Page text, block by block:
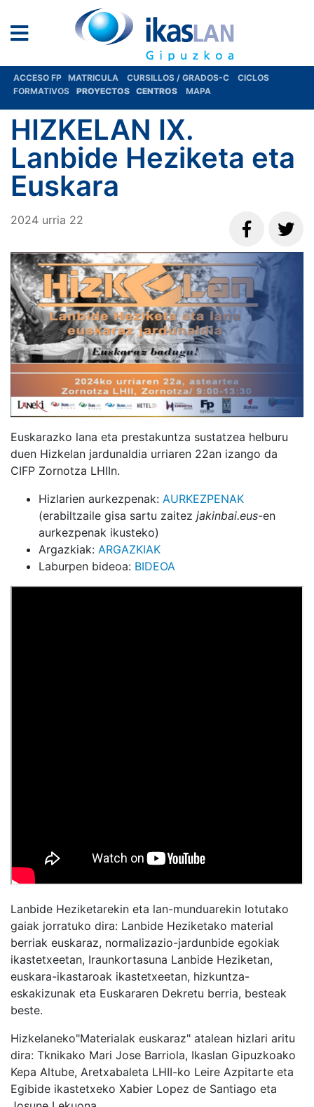
ACCESO FP MATRICULA CURSILLOS / GRADOS-C
CICLOS
FORMATIVOS
PROYECTOS CENTROS MAPA
HIZKELAN IX.
Lanbide Heziketa eta
Euskara
2024 urria 22
Euskarazko lana eta prestakuntza sustatzea helburu
duen Hizkelan jardunaldia urriaren 22an izango da
CIFP Zornotza LHIIn.
Hizlarien aurkezpenak: AURKEZPENAK
(erabiltzaile gisa sartu zaitez jakinbai.eus-en
aurkezpenak ikusteko)
Argazkiak: ARGAZKIAK
Laburpen bideoa: BIDEOA
Lanbide Heziketarekin eta lan-munduarekin lotutako
gaiak jorratuko dira: Lanbide Heziketako material
berriak euskaraz, normalizazio-jardunbide egokiak
ikastetxeetan, Iraunkortasuna Lanbide Heziketan,
euskara-ikastaroak ikastetxeetan, hizkuntza-
eskakizunak eta Euskararen Dekretu berria, besteak
beste.
Hizkelaneko"Materialak euskaraz" atalean hizlari aritu
dira: Tknikako Mari Jose Barriola, Ikaslan Gipuzkoako
Kepa Altube, Aretxabaleta LHII-ko Leire Azpitarte eta
Egibide ikastetxeko Xabier Lopez de Santiago eta